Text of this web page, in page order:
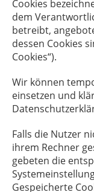
Cookies
dem
betreibt,
dessen Cookies
Cookies“).
Wir können
einsetzen und
Falls die Nutzer
ihrem Rechner
gebeten die
Gespeicherte